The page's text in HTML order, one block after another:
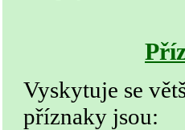
Vyskytuje se
příznaky jsou: